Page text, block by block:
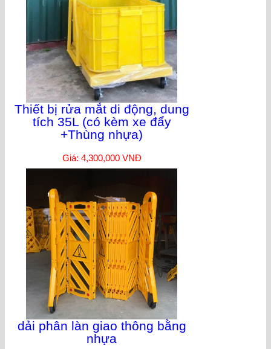
Thiết bị rửa mắt di động, dung
tích 35L (có kèm xe đẩy
+Thùng nhựa)
Giá: 4,300,000 VNĐ
dải phân làn giao thông bằng
nhựa